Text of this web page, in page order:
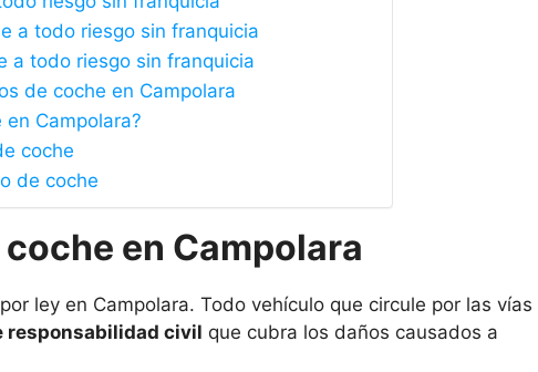
a todo riesgo sin franquicia
a todo riesgo sin franquicia
de coche en Campolara
Campolara?
coche
de coche
en Campolara
ley en Campolara. Todo vehículo que circule por las vías
responsabilidad civil que cubra los daños causados a